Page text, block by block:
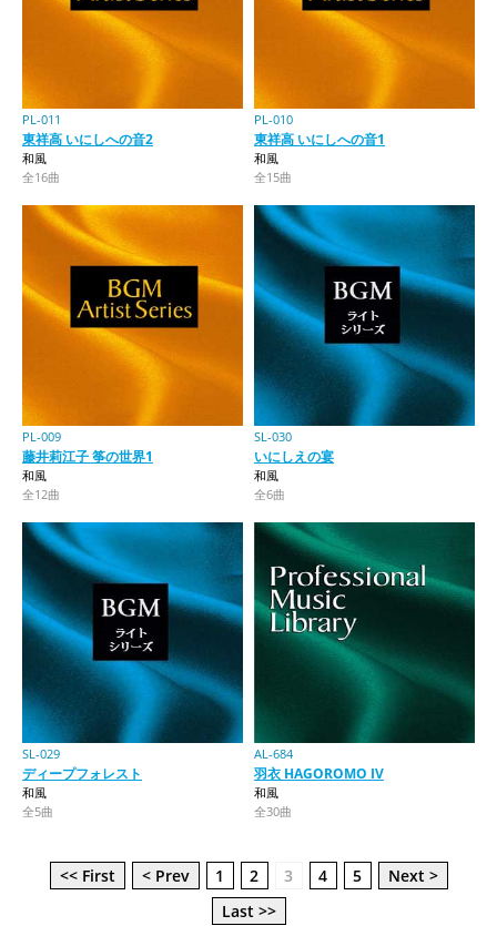
PL-011
東祥高 いにしへの音2
和風
全16曲
PL-010
東祥高 いにしへの音1
和風
全15曲
PL-009
藤井莉江子 筝の世界1
和風
全12曲
SL-030
いにしえの宴
和風
全6曲
SL-029
ディープフォレスト
和風
全5曲
AL-684
羽衣 HAGOROMO IV
和風
全30曲
<< First < Prev 1 2 3 4 5
Next >
Last >>